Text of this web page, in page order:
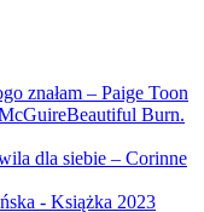
znałam – Paige Toon
Beautiful Burn.
dla siebie – Corinne